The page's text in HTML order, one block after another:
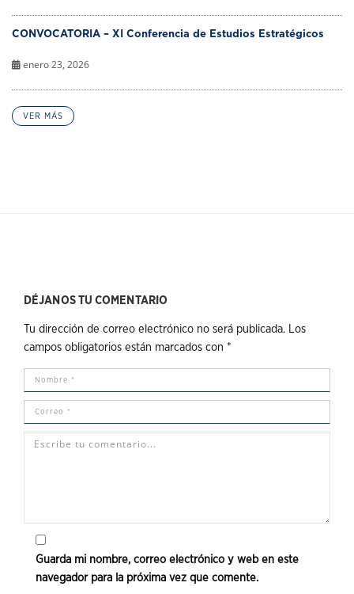
CONVOCATORIA – XI Conferencia de Estudios Estratégicos
enero 23, 2026
VER MÁS
DÉJANOS TU COMENTARIO
Tu dirección de correo electrónico no será publicada. Los
campos obligatorios están marcados con *
Guarda mi nombre, correo electrónico y web en este
navegador para la próxima vez que comente.